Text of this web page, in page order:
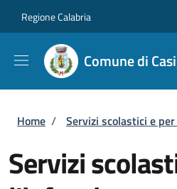
Regione Calabria
Comune di
Briciole di pane
Home / Servizi scolastici e
Servizi